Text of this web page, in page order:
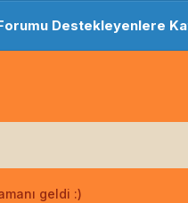
Destekleyenlere
geldi :)